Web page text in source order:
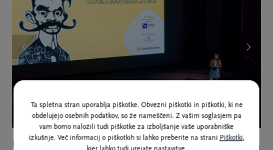
Foto Kristina Bursać
Ta spletna stran uporablja piškotke. Obvezni piškotki in piškotki, ki ne
obdelujejo osebnih podatkov, so že nameščeni. Z vašim soglasjem pa
vam bomo naložili tudi piškotke za izboljšanje vaše uporabniške
izkušnje. Več informacij o piškotkih si lahko preberite na strani Piškotki,